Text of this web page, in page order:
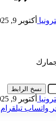
أكتوبر 9, 2025
نسخ الرابط
أكتوبر 9, 2025
واتساب تيلقرام